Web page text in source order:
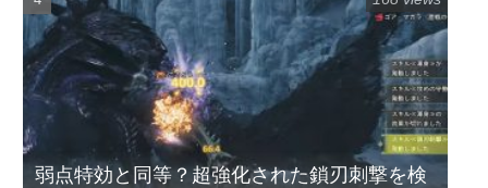
弱点特効と同等？超強化された鎖刃刺撃を検